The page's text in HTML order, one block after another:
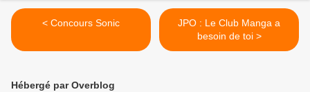
< Concours Sonic
JPO : Le Club Manga a
besoin de toi >
Hébergé par Overblog